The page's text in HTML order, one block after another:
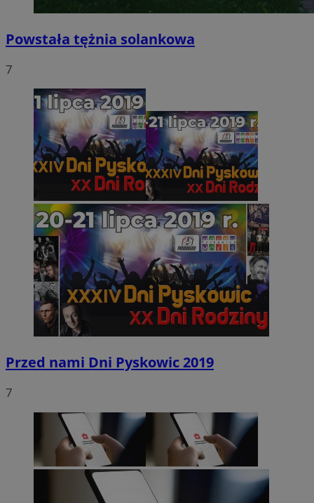
Powstała tężnia solankowa
7
Przed nami Dni Pyskowic 2019
7